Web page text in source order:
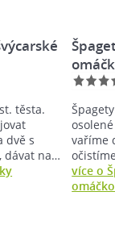
těsta.
dvě s
dávat na…
vaříme
více o